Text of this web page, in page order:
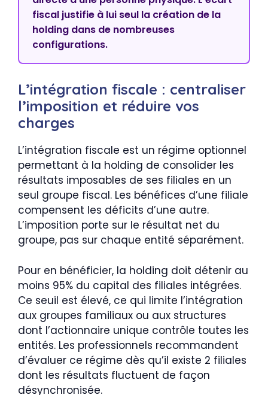
fiscal justifie à lui seul la création de la
holding dans de nombreuses
configurations.
L’intégration fiscale : centraliser
l’imposition et réduire vos
charges
L’intégration fiscale est un régime optionnel
permettant à la holding de consolider les
résultats imposables de ses filiales en un
seul groupe fiscal. Les bénéfices d’une filiale
compensent les déficits d’une autre.
L’imposition porte sur le résultat net du
groupe, pas sur chaque entité séparément.
Pour en bénéficier, la holding doit détenir au
moins 95% du capital des filiales intégrées.
Ce seuil est élevé, ce qui limite l’intégration
aux groupes familiaux ou aux structures
dont l’actionnaire unique contrôle toutes les
entités. Les professionnels recommandent
d’évaluer ce régime dès qu’il existe 2 filiales
dont les résultats fluctuent de façon
désynchronisée.